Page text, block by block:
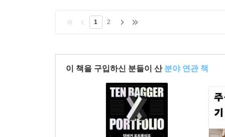
1 2
이 책을 구입하신 분들이 산 분야 연관 책